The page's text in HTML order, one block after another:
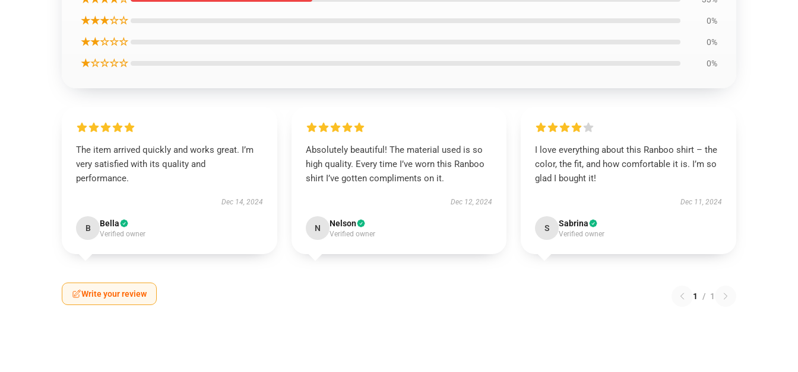
★★★☆☆ 0%
★★☆☆☆ 0%
★☆☆☆☆ 0%
The item arrived quickly and works great. I’m
very satisfied with its quality and
performance.
Dec 14, 2024
B Bella
Verified owner
Absolutely beautiful! The material used is so
high quality. Every time I’ve worn this Ranboo
shirt I’ve gotten compliments on it.
Dec 12, 2024
N Nelson
Verified owner
I love everything about this Ranboo shirt – the
color, the fit, and how comfortable it is. I’m so
glad I bought it!
Dec 11, 2024
S Sabrina
Verified owner
Write your review 1 / 1